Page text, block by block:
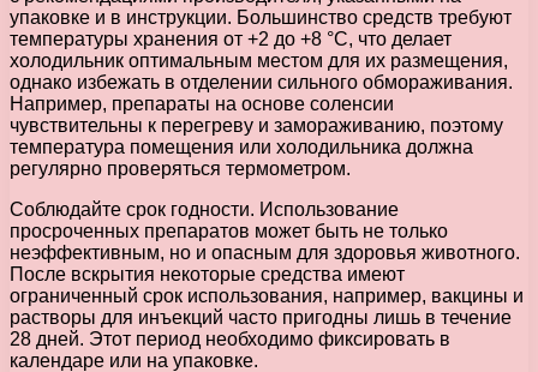
упаковке и в инструкции. Большинство средств требуют
температуры хранения от +2 до +8 °C, что делает
холодильник оптимальным местом для их размещения,
однако избежать в отделении сильного обмораживания.
Например, препараты на основе соленсии
чувствительны к перегреву и замораживанию, поэтому
температура помещения или холодильника должна
регулярно проверяться термометром.
Соблюдайте срок годности. Использование
просроченных препаратов может быть не только
неэффективным, но и опасным для здоровья животного.
После вскрытия некоторые средства имеют
ограниченный срок использования, например, вакцины и
растворы для инъекций часто пригодны лишь в течение
28 дней. Этот период необходимо фиксировать в
календаре или на упаковке.